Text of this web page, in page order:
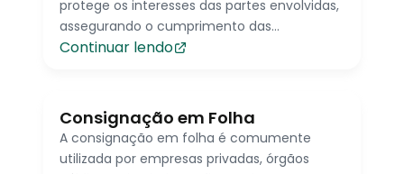
protege os interesses das partes envolvidas,
assegurando o cumprimento das
obrigações contratuais, mas também
funcionamento eficaz do sistema jurídico.
Continuar lendo
Consignação em Folha
A consignação em folha é comumente
utilizada por empresas privadas, órgãos